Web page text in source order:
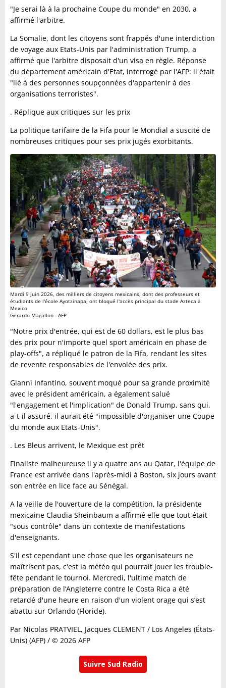
"Je serai là à la prochaine Coupe du monde" en 2030, a
affirmé l'arbitre.
La Somalie, dont les citoyens sont frappés d'une interdiction
de voyage aux Etats-Unis par l'administration Trump, a
affirmé que l'arbitre disposait d'un visa en règle. Réponse
du département américain d'Etat, interrogé par l'AFP: il était
"lié à des personnes soupçonnées d'appartenir à des
organisations terroristes".
. Réplique aux critiques sur les prix
La politique tarifaire de la Fifa pour le Mondial a suscité de
nombreuses critiques pour ses prix jugés exorbitants.
Mardi 9 juin 2026, des milliers de citoyens mexicains, dont des professeurs et
étudiants de l'école Ayotzinapa, ont bloqué l'accès principal du stade Azteca à
Mexico
Gerardo Magallon - AFP
"Notre prix d'entrée, qui est de 60 dollars, est le plus bas
des prix pour n'importe quel sport américain en phase de
play-offs", a répliqué le patron de la Fifa, rendant les sites
de revente responsables de l'envolée des prix.
Gianni Infantino, souvent moqué pour sa grande proximité
avec le président américain, a également salué
"l'engagement et l'implication" de Donald Trump, sans qui,
a-t-il assuré, il aurait été "impossible d'organiser une Coupe
du monde aux Etats-Unis".
. Les Bleus arrivent, le Mexique est prêt
Finaliste malheureuse il y a quatre ans au Qatar, l'équipe de
France est arrivée dans l'après-midi à Boston, six jours avant
son entrée en lice face au Sénégal.
A la veille de l'ouverture de la compétition, la présidente
mexicaine Claudia Sheinbaum a affirmé elle que tout était
"sous contrôle" dans un contexte de manifestations
d'enseignants.
S'il est cependant une chose que les organisateurs ne
maîtrisent pas, c'est la météo qui pourrait jouer les trouble-
fête pendant le tournoi. Mercredi, l'ultime match de
préparation de l’Angleterre contre le Costa Rica a été
retardé d'une heure en raison d'un violent orage qui s’est
abattu sur Orlando (Floride).
Par Nicolas PRATVIEL, Jacques CLEMENT / Los Angeles (États-
Unis) (AFP) / © 2026 AFP
Suivre Sud Radio